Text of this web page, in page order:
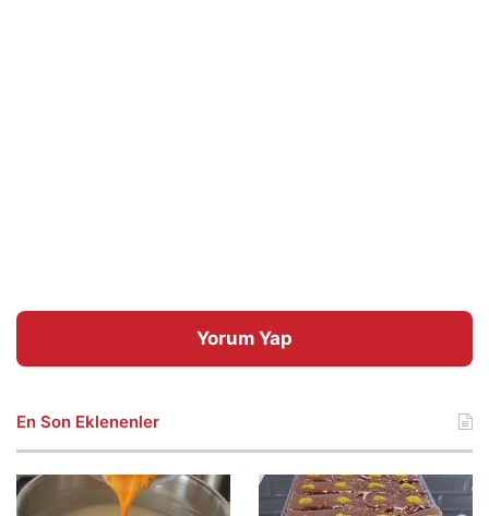
Yorum Yap
En Son Eklenenler